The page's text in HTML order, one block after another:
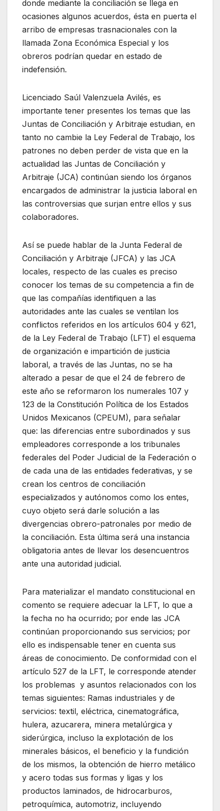
donde mediante la conciliación se llega en
ocasiones algunos acuerdos, ésta en puerta el
arribo de empresas trasnacionales con la
llamada Zona Económica Especial y los
obreros podrían quedar en estado de
indefensión.
Licenciado Saúl Valenzuela Avilés, es
importante tener presentes los temas que las
Juntas de Conciliación y Arbitraje estudian, en
tanto no cambie la Ley Federal de Trabajo, los
patrones no deben perder de vista que en la
actualidad las Juntas de Conciliación y
Arbitraje (JCA) continúan siendo los órganos
encargados de administrar la justicia laboral en
las controversias que surjan entre ellos y sus
colaboradores.
Así se puede hablar de la Junta Federal de
Conciliación y Arbitraje (JFCA) y las JCA
locales, respecto de las cuales es preciso
conocer los temas de su competencia a fin de
que las compañías identifiquen a las
autoridades ante las cuales se ventilan los
conflictos referidos en los artículos 604 y 621,
de la Ley Federal de Trabajo (LFT) el esquema
de organización e impartición de justicia
laboral, a través de las Juntas, no se ha
alterado a pesar de que el 24 de febrero de
este año se reformaron los numerales 107 y
123 de la Constitución Política de los Estados
Unidos Mexicanos (CPEUM), para señalar
que: las diferencias entre subordinados y sus
empleadores corresponde a los tribunales
federales del Poder Judicial de la Federación o
de cada una de las entidades federativas, y se
crean los centros de conciliación
especializados y autónomos como los entes,
cuyo objeto será darle solución a las
divergencias obrero-patronales por medio de
la conciliación. Esta última será una instancia
obligatoria antes de llevar los desencuentros
ante una autoridad judicial.
Para materializar el mandato constitucional en
comento se requiere adecuar la LFT, lo que a
la fecha no ha ocurrido; por ende las JCA
continúan proporcionando sus servicios; por
ello es indispensable tener en cuenta sus
áreas de conocimiento. De conformidad con el
artículo 527 de la LFT, le corresponde atender
los problemas y asuntos relacionados con los
temas siguientes: Ramas industriales y de
servicios: textil, eléctrica, cinematográfica,
hulera, azucarera, minera metalúrgica y
siderúrgica, incluso la explotación de los
minerales básicos, el beneficio y la fundición
de los mismos, la obtención de hierro metálico
y acero todas sus formas y ligas y los
productos laminados, de hidrocarburos,
petroquímica, automotriz, incluyendo